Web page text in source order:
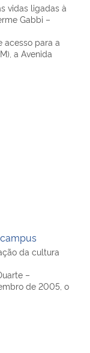
vidas ligadas à
Gabbi –
acesso para a
a Avenida
da cultura
–
de 2005, o